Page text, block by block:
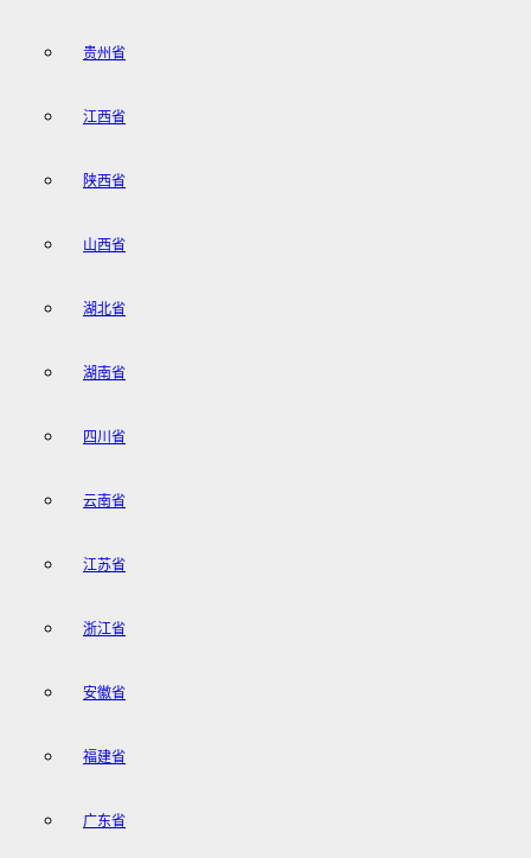
贵州省
江西省
陕西省
山西省
湖北省
湖南省
四川省
云南省
江苏省
浙江省
安徽省
福建省
广东省